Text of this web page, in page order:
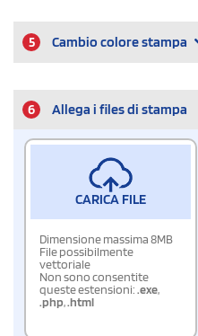
5 Cambio colore stampa
6 Allega i files di stampa
CARICA FILE
Dimensione massima 8MB
File possibilmente
vettoriale
Non sono consentite
queste estensioni:.exe,
.php,.html